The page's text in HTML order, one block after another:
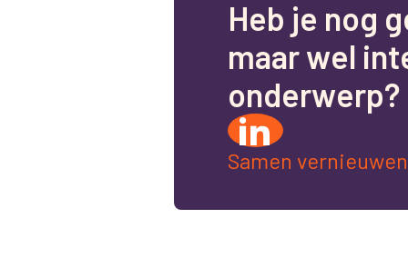
Heb je nog g
maarwel int
onderwerp?
Samen